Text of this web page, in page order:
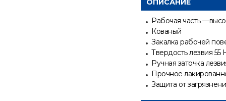
ОПИСАНИЕ
Рабочая часть
Кованый
Закалка рабочей
Твердость лезвия 55
Ручная заточка
Прочное
Защита от